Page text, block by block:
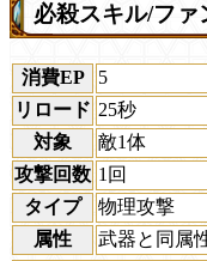
必殺スキル/ファ
消費EP
5
リロード 25秒
対象
敵1体
攻撃回数 1回
タイプ
物理攻撃
属性
武器と同属